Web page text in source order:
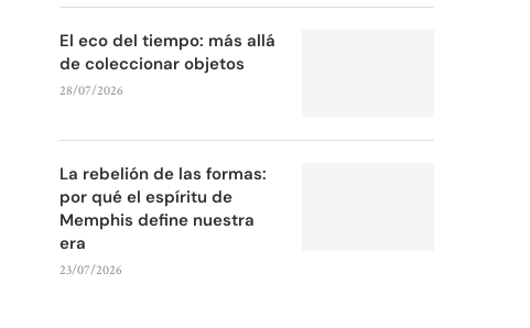
El eco del tiempo: más allá
de coleccionar objetos
28/07/2026
La rebelión de las formas:
por qué el espíritu de
Memphis define nuestra
era
23/07/2026